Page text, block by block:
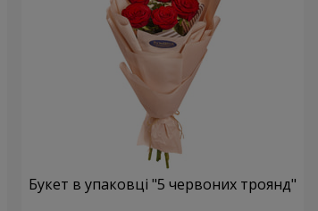
Букет в упаковці "5 червоних троянд"